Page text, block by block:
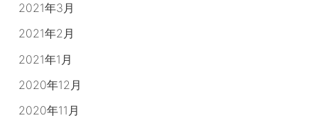
2021年3月
2021年2月
2021年1月
2020年12月
2020年11月